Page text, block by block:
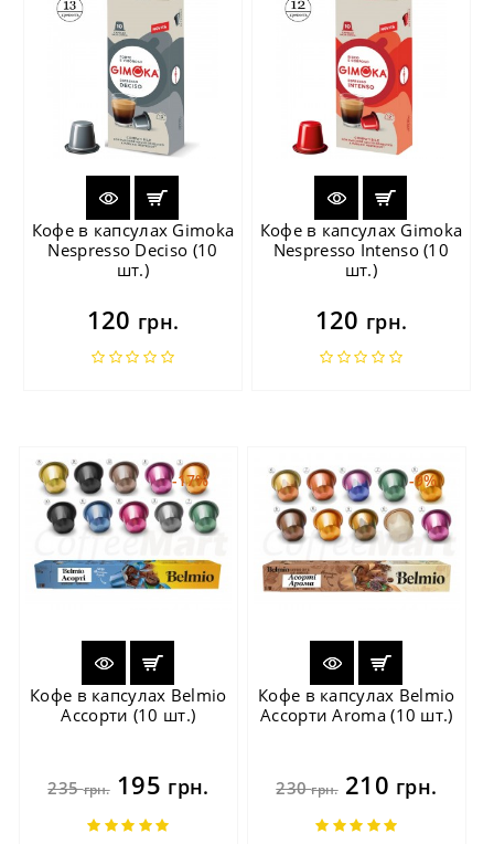
Кофе в капсулах Gimoka
Nespresso Deciso (10
шт.)
120 грн.
Кофе в капсулах Gimoka
Nespresso Intenso (10
шт.)
120 грн.
-17%
Кофе в капсулах Belmio
Ассорти (10 шт.)
235грн.195 грн.
-9%
Кофе в капсулах Belmio
Ассорти Aroma (10 шт.)
230грн.210 грн.